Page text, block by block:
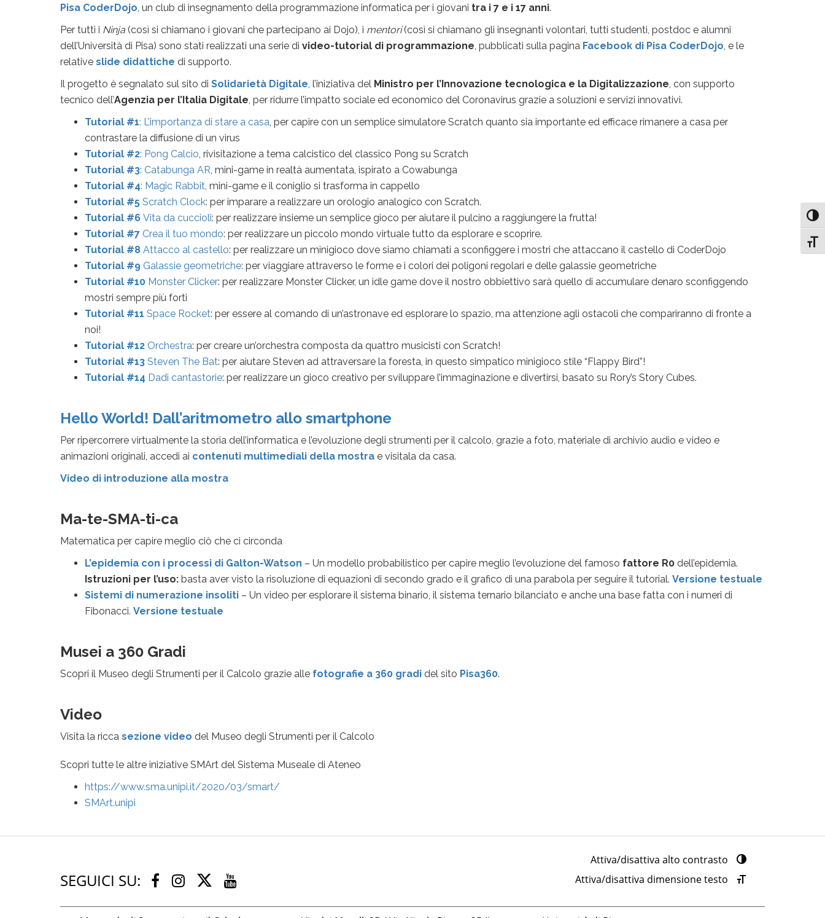
Pisa CoderDojo, un club di insegnamento della programmazione informatica per i giovani tra i 7 e i 17 anni.
Per tutti i Ninja (così si chiamano i giovani che partecipano ai Dojo), i mentori(così si chiamano gli insegnanti volontari, tutti studenti, postdoc e alumni
dell’Università di Pisa) sono stati realizzati una serie di video-tutorial di programmazione, pubblicati sulla pagina Facebook di Pisa CoderDojo, e le
relative slide didattiche di supporto.
Il progetto è segnalato sul sito di Solidarietà Digitale, l’iniziativa del Ministro per l’Innovazione tecnologica e la Digitalizzazione, con supporto
tecnico dell’Agenzia per l’Italia Digitale, per ridurre l’impatto sociale ed economico del Coronavirus grazie a soluzioni e servizi innovativi.
Tutorial #1: L’importanza di stare a casa, per capire con un semplice simulatore Scratch quanto sia importante ed efficace rimanere a casa per
contrastare la diffusione di un virus
Tutorial #2: Pong Calcio, rivisitazione a tema calcistico del classico Pong su Scratch
Tutorial #3: Catabunga AR, mini-game in realtà aumentata, ispirato a Cowabunga
Tutorial #4: Magic Rabbit, mini-game e il coniglio si trasforma in cappello
Tutorial #5 Scratch Clock: per imparare a realizzare un orologio analogico con Scratch.
Tutorial #6 Vita da cuccioli: per realizzare insieme un semplice gioco per aiutare il pulcino a raggiungere la frutta!
Tutorial #7 Crea il tuo mondo: per realizzare un piccolo mondo virtuale tutto da esplorare e scoprire.
Tutorial #8 Attacco al castello: per realizzare un minigioco dove siamo chiamati a sconfiggere i mostri che attaccano il castello di CoderDojo
Tutorial #9 Galassie geometriche: per viaggiare attraverso le forme e i colori dei poligoni regolari e delle galassie geometriche
Tutorial #10 Monster Clicker: per realizzare Monster Clicker, un idle game dove il nostro obbiettivo sarà quello di accumulare denaro sconfiggendo
mostri sempre più forti
Tutorial #11 Space Rocket: per essere al comando di un’astronave ed esplorare lo spazio, ma attenzione agli ostacoli che compariranno di fronte a
noi!
Tutorial #12 Orchestra: per creare un’orchestra composta da quattro musicisti con Scratch!
Tutorial #13 Steven The Bat: per aiutare Steven ad attraversare la foresta, in questo simpatico minigioco stile “Flappy Bird”!
Tutorial #14 Dadi cantastorie: per realizzare un gioco creativo per sviluppare l’immaginazione e divertirsi, basato su Rory’s Story Cubes.
Hello World! Dall’aritmometro allo smartphone
Per ripercorrere virtualmente la storia dell’informatica e l’evoluzione degli strumenti per il calcolo, grazie a foto, materiale di archivio audio e video e
animazioni originali, accedi ai contenuti multimediali della mostra e visitala da casa.
Video di introduzione alla mostra
Ma-te-SMA-ti-ca
Matematica per capire meglio ciò che ci circonda
L’epidemia con i processi di Galton-Watson – Un modello probabilistico per capire meglio l’evoluzione del famoso fattore R0 dell’epidemia.
Istruzioni per l’uso: basta aver visto la risoluzione di equazioni di secondo grado e il grafico di una parabola per seguire il tutorial. Versione testuale
Sistemi di numerazione insoliti – Un video per esplorare il sistema binario, il sistema ternario bilanciato e anche una base fatta con i numeri di
Fibonacci. Versione testuale
Musei a 360 Gradi
Scopri il Museo degli Strumenti per il Calcolo grazie alle fotografie a 360 gradi del sito Pisa360.
Video
Visita la ricca sezione video del Museo degli Strumenti per il Calcolo
Scopri tutte le altre iniziative SMArt del Sistema Museale di Ateneo
https://www.sma.unipi.it/2020/03/smart/
SMArt.unipi
Attiva/disattiva alto contrasto
Attiva/disattiva dimensione testo
SEGUICI SU: Facebook
Instagram
Twitter